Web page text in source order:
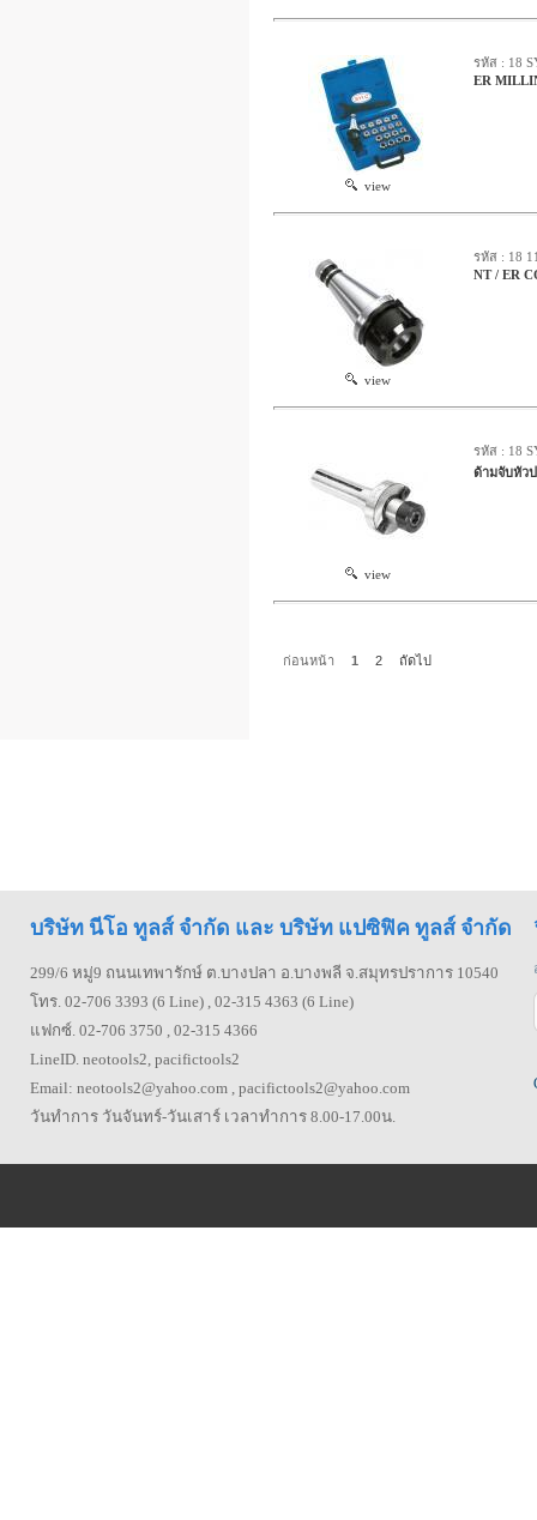
view
รหัส : 18
ER
view
รหัส : 18
NT / ER
view
รหัส : 18
ด้ามจับหัว
ก่อนหน้า 1 2 ถัดไป
บริษัท นีโอ ทูลส์ จำกัด และ บริษัท แปซิฟิค ทูลส์ จำกัด
299/6 หมู่9 ถนนเทพารักษ์ ต.บางปลา อ.บางพลี จ.สมุทรปราการ 10540
โทร. 02-706 3393 (6 Line) , 02-315 4363 (6 Line)
แฟกซ์. 02-706 3750 , 02-315 4366
LineID. neotools2, pacifictools2
Email: neotools2@yahoo.com , pacifictools2@yahoo.com
วันทำการ วันจันทร์-วันเสาร์ เวลาทำการ 8.00-17.00น.